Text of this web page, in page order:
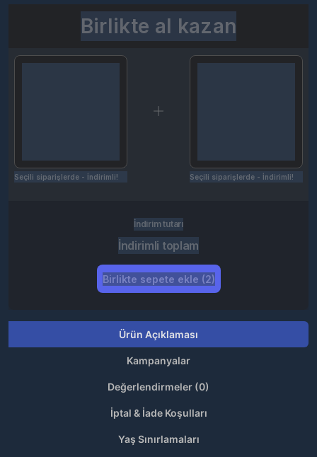
Birlikte al kazan
Seçili siparişlerde - İndirimli! Seçili siparişlerde - İndirimli!
İndirim tutarı
İndirimli toplam
Birlikte sepete ekle (2)
Ürün Açıklaması
Kampanyalar
Değerlendirmeler (0)
İptal & İade Koşulları
Yaş Sınırlamaları